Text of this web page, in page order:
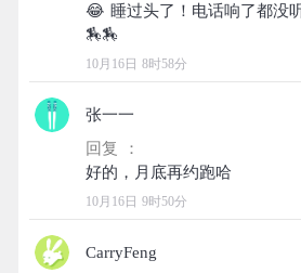
😂 睡过头了！电话响了都没
10月16日 8时58分
张一一
回复 ：
10月16日 9时50分
CarryFeng